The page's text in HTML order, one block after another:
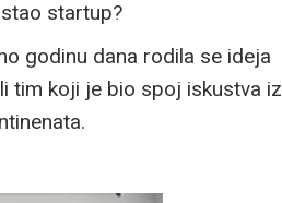
startup?
godinu dana rodila se ideja
tim koji je bio spoj iskustva iz